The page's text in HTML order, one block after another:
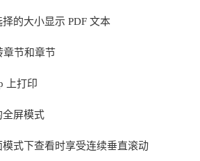
的大小显示 PDF 文本
章节和章节
上打印
全屏模式
模式下查看时享受连续垂直滚动